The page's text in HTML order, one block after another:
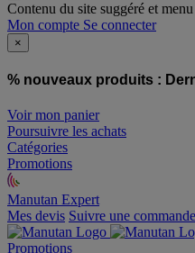
Contenu du site suggéré et
Mon compte Se connecter
×
% nouveaux produits :
Voir mon panier
Poursuivre les achats
Catégories
Promotions
Manutan Expert
offre reconditionnée
Mes devis Suivre une commande